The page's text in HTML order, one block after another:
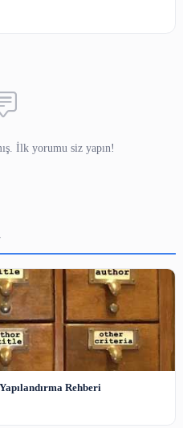
Mirasın
Önemli Bir Rol
yıllarda hızla gelişerek
kitap tarama ve
ve maliyetli
bu süreçleri daha hızlı,
ve dijitalleştirme,
oynamaktadır. Özellikle
hale getirilmesi